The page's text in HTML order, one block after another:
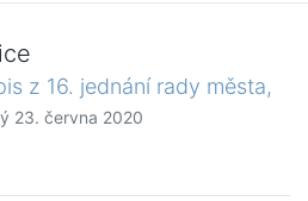
z 16. jednání rady města,
23. června 2020